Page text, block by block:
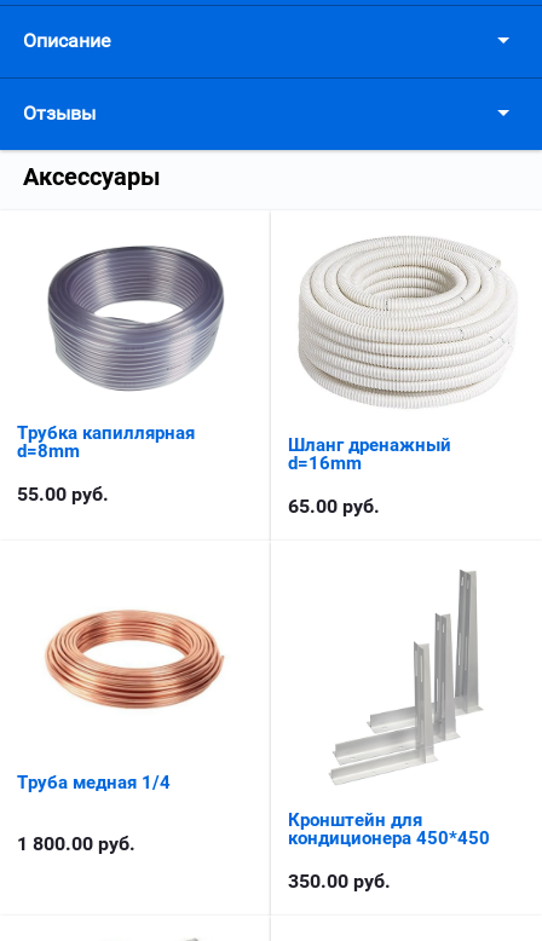
Описание
Отзывы
Аксессуары
Трубка капиллярная
d=8mm
55.00 руб.
Шланг дренажный
d=16mm
65.00 руб.
Труба медная 1/4
1 800.00 руб.
Кронштейн для
кондиционера 450*450
350.00 руб.